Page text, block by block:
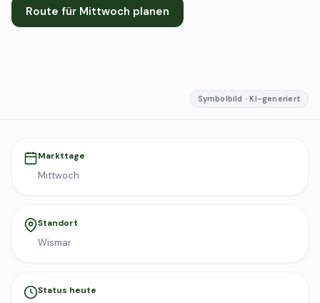
Route für Mittwoch planen
Symbolbild · KI-generiert
Markttage
Mittwoch
Standort
Wismar
Status heute